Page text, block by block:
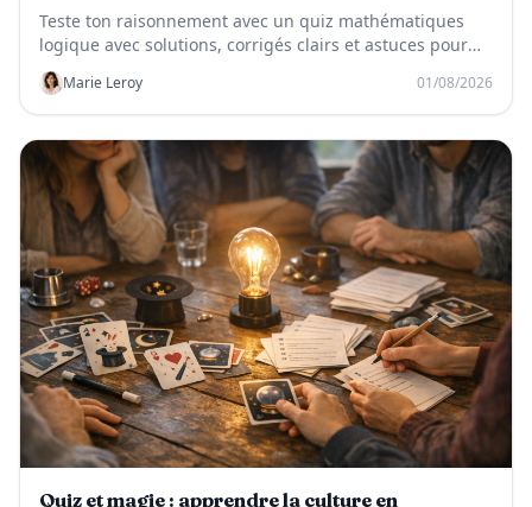
Teste ton raisonnement avec un quiz mathématiques
logique avec solutions, corrigés clairs et astuces pour
progresser vite.
Marie Leroy 01/08/2026
Quiz et magie : apprendre la culture en